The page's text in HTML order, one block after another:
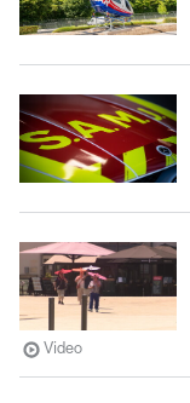
Video